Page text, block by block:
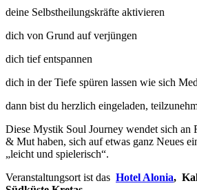
deine Selbstheilungskräfte aktivieren
dich von Grund auf verjüngen
dich tief entspannen
dich in der Tiefe spüren lassen wie sich
dann bist du herzlich eingeladen,
Diese Mystik Soul Journey wendet sich an
& Mut haben, sich auf etwas ganz Neues
„leicht und spielerisch“.
Veranstaltungsort ist das Hotel Alonia,